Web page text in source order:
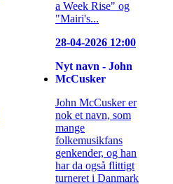
a Week Rise" og
"Mairi's...
28-04-2026 12:00
Nyt navn - John
McCusker
John McCusker er
nok et navn, som
mange
folkemusikfans
genkender, og han
har da også flittigt
turneret i Danmark